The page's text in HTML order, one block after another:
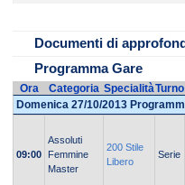
Documenti di
Programma Gare
Ora Categoria SpecialitàTurno
Domenica 27/10/2013
09:00
Assoluti
Femmine
Master
200 Stile
Libero
Serie